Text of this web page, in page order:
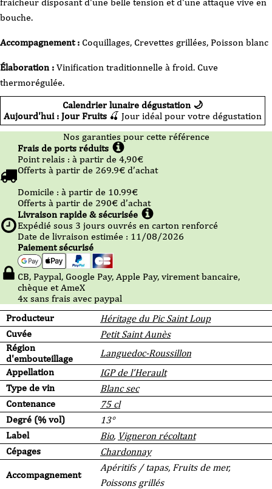
fraicheur disposant d'une belle tension et d'une attaque vive en
bouche.
Accompagnement : Coquillages, Crevettes grillées, Poisson blanc
Élaboration : Vinification traditionnelle à froid. Cuve
thermorégulée.
Calendrier lunaire dégustation 🌙
Aujourd'hui : Jour Fruits 🍒 Jour idéal pour votre dégustation
Producteur
Héritage du Pic Saint Loup
Cuvée
Petit Saint Aunès
Région
d'embouteillage
Languedoc-Roussillon
Appellation
IGP de l’Herault
Type de vin
Blanc sec
Contenance
75 cl
Degré (% vol)
13°
Label
Bio, Vigneron récoltant
Cépages
Chardonnay
Accompagnement
Apéritifs / tapas, Fruits de mer,
Poissons grillés
Nos garanties pour cette référence
Frais de ports réduits
Point relais : à partir de 4,90€
Offerts à partir de 269.9€ d’achat
Domicile : à partir de 10.99€
Offerts à partir de 290€ d’achat
Livraison rapide & sécurisée
Expédié sous 3 jours ouvrés en carton renforcé
Date de livraison estimée : 11/08/2026
Paiement sécurisé
CB, Paypal, Google Pay, Apple Pay, virement bancaire,
chèque et AmeX
4x sans frais avec paypal